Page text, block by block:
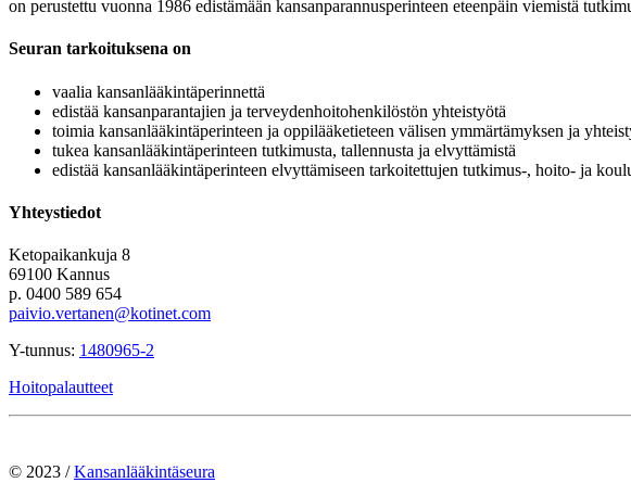
on perustettu vuonna 1986 edistämään kansanparannusperinteen eteenpäin viemistä
Seuran tarkoituksena on
vaalia kansanlääkintäperinnettä
edistää kansanparantajien ja terveydenhoitohenkilöstön yhteistyötä
toimia kansanlääkintäperinteen ja oppilääketieteen välisen ymmärtämyksen ja
tukea kansanlääkintäperinteen tutkimusta, tallennusta ja elvyttämistä
edistää kansanlääkintäperinteen elvyttämiseen tarkoitettujen tutkimus-, hoito- ja
Yhteystiedot
Ketopaikankuja 8
69100 Kannus
p. 0400 589 654
paivio.vertanen@kotinet.com
Y-tunnus: 1480965-2
Hoitopalautteet
© 2023 /Kansanlääkintäseura